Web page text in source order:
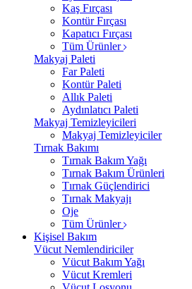
Kaş Fırçası
Kontür Fırçası
Kapatıcı Fırçası
Tüm Ürünler
Makyaj Paleti
Far Paleti
Kontür Paleti
Allık Paleti
Aydınlatıcı Paleti
Makyaj Temizleyicileri
Makyaj Temizleyiciler
Tırnak Bakımı
Tırnak Bakım Yağı
Tırnak Bakım Ürünleri
Tırnak Güçlendirici
Tırnak Makyajı
Oje
Tüm Ürünler
Kişisel Bakım
Vücut Nemlendiriciler
Vücut Bakım Yağı
Vücut Kremleri